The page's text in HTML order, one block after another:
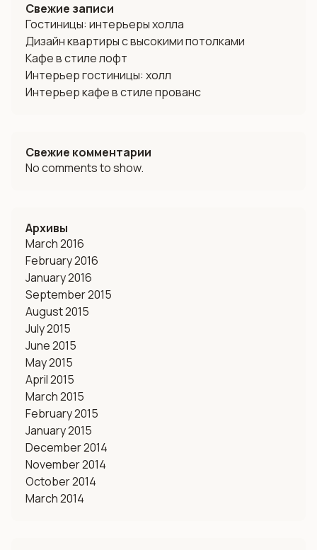
Свежие записи
Гостиницы: интерьеры холла
Дизайн квартиры с высокими потолками
Кафе в стиле лофт
Интерьер гостиницы: холл
Интерьер кафе в стиле прованс
Свежие комментарии
No comments to show.
Архивы
March 2016
February 2016
January 2016
September 2015
August 2015
July 2015
June 2015
May 2015
April 2015
March 2015
February 2015
January 2015
December 2014
November 2014
October 2014
March 2014